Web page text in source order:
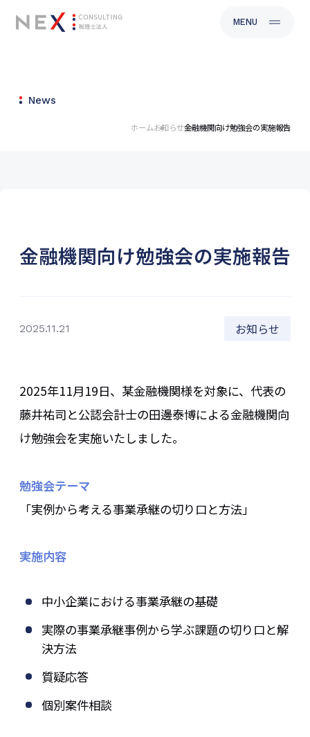
CLOSE
MENU
News
ホームお知らせ金融機関向け勉強会の実施報告
金融機関向け勉強会の実施報告
2025.11.21 お知らせ
2025年11月19日、某金融機関様を対象に、代表の
藤井祐司と公認会計士の田邊泰博による金融機関向
け勉強会を実施いたしました。
勉強会テーマ
「実例から考える事業承継の切り口と方法」
実施内容
中小企業における事業承継の基礎
実際の事業承継事例から学ぶ課題の切り口と解
決方法
質疑応答
個別案件相談